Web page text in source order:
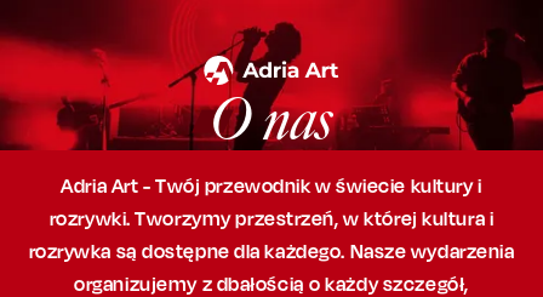
O nas
Adria Art - Twój przewodnik w świecie kultury i
rozrywki. Tworzymy przestrzeń,w której kultura i
rozrywka są dostępne dla każdego. Nasze wydarzenia
organizujemy z dbałością o każdy szczegół,